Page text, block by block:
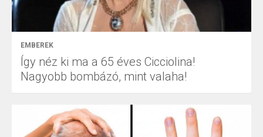
EMBEREK
Így néz ki ma a 65 éves Cicciolina!
Nagyobb bombázó, mint valaha!